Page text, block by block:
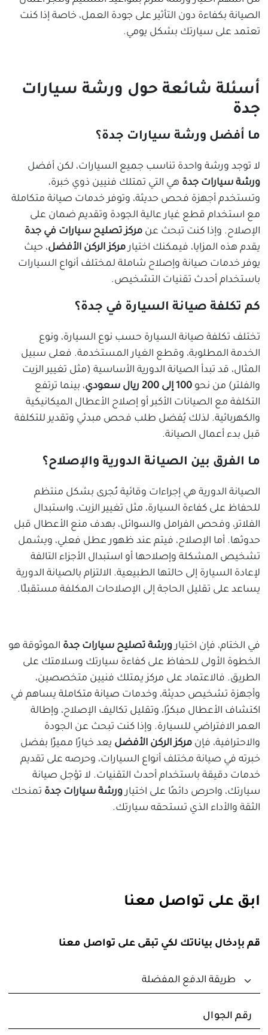
الصيانة بكفاءة دون التأثير على جودة العمل، خاصة إذا كنت
تعتمد على سيارتك بشكل يومي.
أسئلة شائعة حول ورشة سيارات
جدة
ما أفضل ورشة سيارات جدة؟
لا توجد ورشة واحدة تناسب جميع السيارات، لكن أفضل
ورشة سيارات جدة هي التي تمتلك فنيين ذوي خبرة،
وتستخدم أجهزة فحص حديثة، وتوفر خدمات صيانة متكاملة
مع استخدام قطع غيار عالية الجودة وتقديم ضمان على
الإصلاح. وإذا كنت تبحث عنمركز تصليح سيارات في جدة
يقدم هذه المزايا، فيمكنك اختيارمركز الركن الأفضل، حيث
يوفر خدمات صيانة وإصلاح شاملة لمختلف أنواع السيارات
باستخدام أحدث تقنيات التشخيص.
كم تكلفة صيانة السيارة في جدة؟
تختلف تكلفة صيانة السيارة حسب نوع السيارة، ونوع
الخدمة المطلوبة، وقطع الغيار المستخدمة. فعلى سبيل
المثال، قد تبدأ الصيانة الدورية الأساسية (مثل تغيير الزيت
والفلتر) من نحو100 إلى 200 ريال سعودي
، بينما ترتفع
التكلفة مع الصيانات الأكبر أو إصلاح الأعطال الميكانيكية
والكهربائية. لذلك يُفضل طلب فحص مبدئي وتقدير للتكلفة
قبل بدء أعمال الصيانة.
ما الفرق بين الصيانة الدورية والإصلاح؟
الصيانة الدورية هي إجراءات وقائية تُجرى بشكل منتظم
للحفاظ على كفاءة السيارة، مثل تغيير الزيت، واستبدال
الفلاتر، وفحص الفرامل والسوائل، بهدف منع الأعطال قبل
حدوثها. أما الإصلاح، فيتم عند ظهور عطل فعلي، ويشمل
تشخيص المشكلة وإصلاحها أو استبدال الأجزاء التالفة
لإعادة السيارة إلى حالتها الطبيعية. الالتزام بالصيانة الدورية
يساعد على تقليل الحاجة إلى الإصلاحات المكلفة مستقبلًا.
في الختام، فإن اختيارورشة تصليح سيارات جدة الموثوقة هو
الخطوة الأولى للحفاظ على كفاءة سيارتك وسلامتك على
الطريق. فالاعتماد على مركز يمتلك فنيين متخصصين،
وأجهزة تشخيص حديثة، وخدمات صيانة متكاملة يساهم في
اكتشاف الأعطال مبكرًا، وتقليل تكاليف الإصلاح، وإطالة
العمر الافتراضي للسيارة. وإذا كنت تبحث عن الجودة
والاحترافية، فإنمركز الركن الأفضل يعد خيارًا مميزًا بفضل
خبرته في صيانة مختلف أنواع السيارات، وحرصه على تقديم
خدمات دقيقة باستخدام أحدث التقنيات. لا تؤجل صيانة
سيارتك، واحرص دائمًا على اختيارورشة سيارات جدة تمنحك
الثقة والأداء الذي تستحقه سيارتك.
ابق على تواصل معنا
قم بإدخال بياناتك لكي تبقى على تواصل معنا